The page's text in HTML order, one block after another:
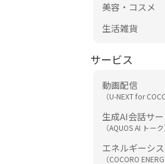
美容・コスメ
生活雑貨
サービス
動画配信
（U-NEXT for
生成AI会話サ
（AQUOS AI トーク
エネルギーシ
（COCORO